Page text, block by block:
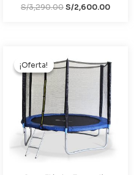
S/3,290.00S/2,600.00
¡Oferta!
¡Oferta!
precio
original
era:
S/699.00.
precio
actual
es:
S/